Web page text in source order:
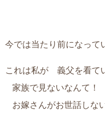
今では当たり前になっ
これは私が 義父を看て
家族で見ないなんて！
お嫁さんがお世話しな